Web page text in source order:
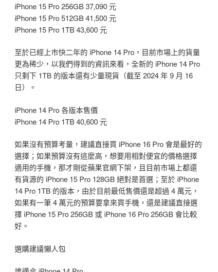
iPhone 15 Pro 256GB 37,090 元
iPhone 15 Pro 512GB 41,500 元
iPhone 15 Pro 1TB 43,600 元
至於已經上市快二年的 iPhone 14 Pro，目前市場上的貨量
更為稀少，以我們得到的資訊來看，全新的 iPhone 14 Pro
只剩下 1TB 的版本還有少量現貨（截至 2024 年 9 月 16
日）。
iPhone 14 Pro 各版本售價
iPhone 14 Pro 1TB 40,600 元
如果沒有預算考量，建議直接買 iPhone 16 Pro 會是最好的
選擇；如果預算沒有這麼高，想要用相對便宜的價格選擇
適用的手機，那才剛從蘋果官網下架，且目前市場上都還
有貨源的 iPhone 15 Pro 128GB 絕對是首選；至於 iPhone
14 Pro 1TB 的版本，由於目前最低售價還是超過 4 萬元，
如果有一筆 4 萬元的預算要拿來買手機，還是建議直接選
擇 iPhone 15 Pro 256GB 或 iPhone 16 Pro 256GB 會比較
好。
選購建議懶人包